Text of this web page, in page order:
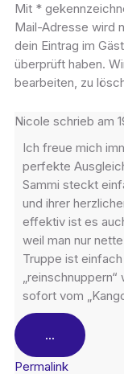
Mit *
Mail-Adresse wird
dein Eintrag im
überprüft haben.
bearbeiten, zu
Nicole schrieb am
Ich freue mich
perfekte
Sammi steckt
und ihrer
effektiv ist es
weil man nur
Truppe ist
sofort vom
...
Permalink